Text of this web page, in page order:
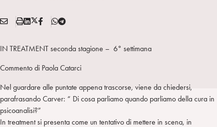
Condividi:
E
A
L
S
a
p
L
n
e
i
n
X
T
i
t
e
r
F
T
g
a
m
IN TREATMENT seconda stagione – 6° settimana
Commento di Paola Catarci
Nel guardare alle puntate appena trascorse, viene da chiedersi,
parafrasando Carver: “ Di cosa parliamo quando parliamo della cura in
psicoanalisi?”
In treatment si presenta come un tentativo di mettere in scena, in